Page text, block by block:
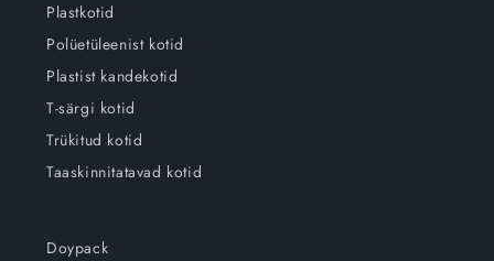
Plastkotid
Polüetüleenist kotid
Plastist kandekotid
T-särgi kotid
Trükitud kotid
Taaskinnitatavad kotid
Doypack